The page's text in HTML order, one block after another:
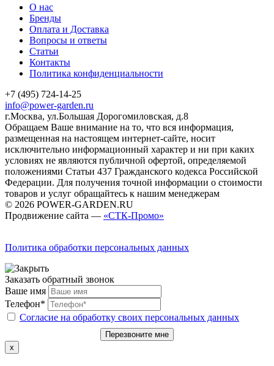
О нас
Бренды
Оплата и Доставка
Вопросы и ответы
Статьи
Контакты
Политика конфиденциальности
+7 (495) 724-14-25
info@power-garden.ru
г.Москва, ул.Большая Дорогомиловская, д.8
Обращаем Ваше внимание на то, что вся информация,
размещенная на настоящем интернет-сайте, носит
исключительно информационный характер и ни при каких
условиях не являются публичной офертой, определяемой
положениями Статьи 437 Гражданского кодекса Российской
Федерации. Для получения точной информации о стоимости
товаров и услуг обращайтесь к нашим менеджерам
© 2026 POWER-GARDEN.RU
Продвижение сайта — «СТК-Промо»
Политика обработки персональных данных
Заказать обратный звонок
Ваше имя
Телефон*
Согласие на обработку своих персональных данных
Перезвоните мне
x